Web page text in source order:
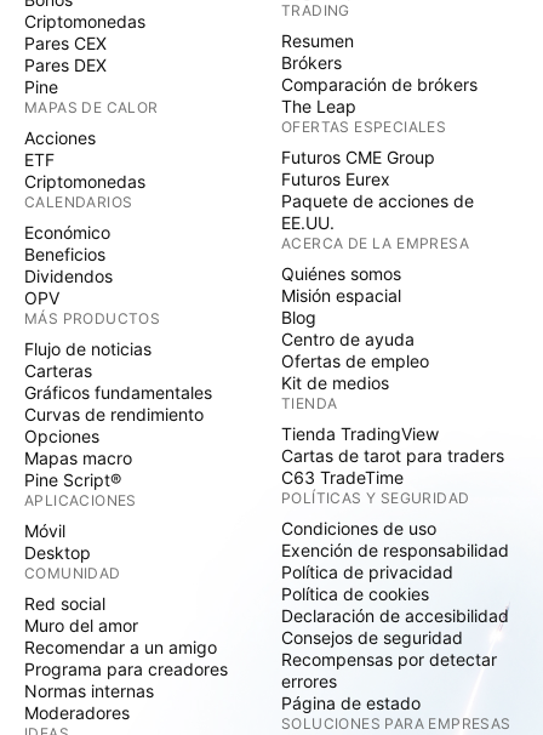
Criptomonedas
Pares CEX
Pares DEX
Pine
MAPAS DE CALOR
Acciones
ETF
Criptomonedas
CALENDARIOS
Económico
Beneficios
Dividendos
OPV
MÁS PRODUCTOS
Flujo de noticias
Carteras
Gráficos fundamentales
Curvas de rendimiento
Opciones
Mapas macro
Pine Script®
APLICACIONES
Móvil
Desktop
COMUNIDAD
Red social
Muro del amor
Recomendar a un amigo
Programa para creadores
Normas internas
Moderadores
TRADING
Resumen
Brókers
Comparación de brókers
The Leap
OFERTAS ESPECIALES
Futuros CME Group
Futuros Eurex
Paquete de acciones de
EE.UU.
ACERCA DE LA EMPRESA
Quiénes somos
Misión espacial
Blog
Centro de ayuda
Ofertas de empleo
Kit de medios
TIENDA
Tienda TradingView
Cartas de tarot para traders
C63 TradeTime
POLÍTICAS Y SEGURIDAD
Condiciones de uso
Exención de responsabilidad
Política de privacidad
Política de cookies
Declaración de accesibilidad
Consejos de seguridad
Recompensas por detectar
errores
Página de estado
SOLUCIONES PARA EMPRESAS